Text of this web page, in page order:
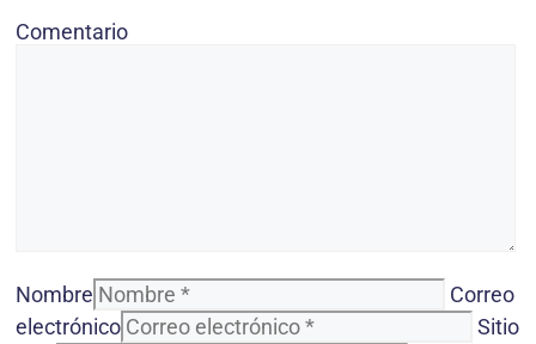
Comentario
Nombre
Correo
electrónico
Sitio